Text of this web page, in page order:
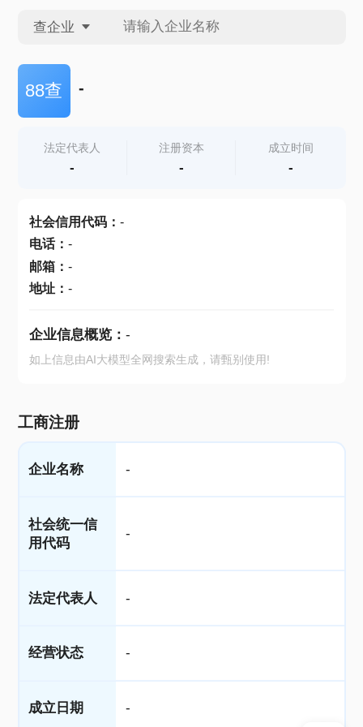
查企业
查企业
查产地
88查 -
法定代表人
-
注册资本
-
成立时间
-
社会信用代码： -
电话： -
邮箱： -
地址： -
企业信息概览： -
如上信息由AI大模型全网搜索生成，请甄别使用!
工商注册
企业名称 -
社会统一信
用代码
-
法定代表人 -
经营状态 -
成立日期 -